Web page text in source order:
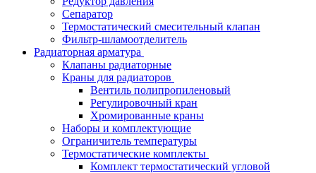
Сепаратор
Термостатический смесительный клапан
Фильтр-шламоотделитель
Радиаторная арматура
Клапаны радиаторные
Краны для радиаторов
Вентиль полипропиленовый
Регулировочный кран
Хромированные краны
Наборы и комплектующие
Ограничитель температуры
Термостатические комплекты
Комплект термостатический угловой